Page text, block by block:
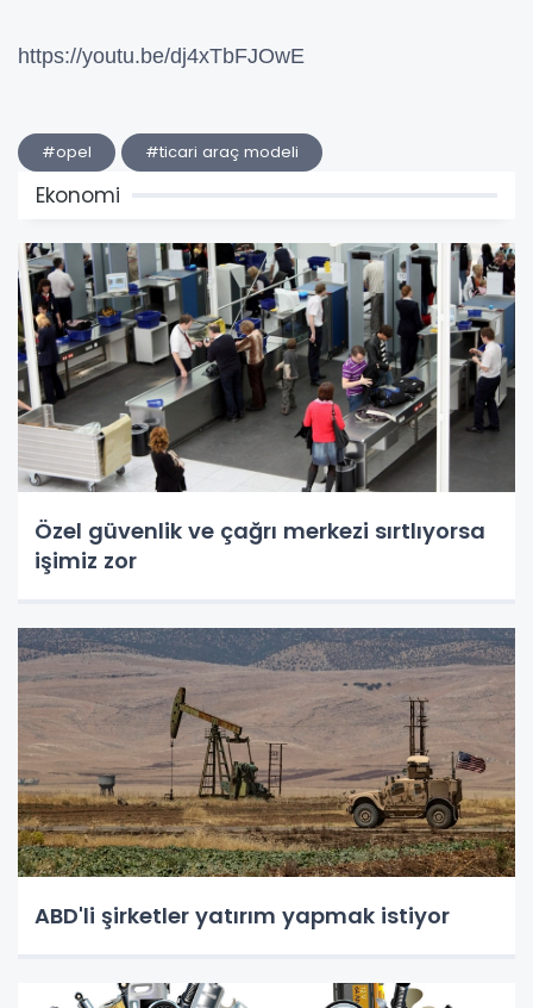
https://youtu.be/dj4xTbFJOwE
#opel #ticari araç modeli
Ekonomi
Özel güvenlik ve çağrı merkezi sırtlıyorsa
işimiz zor
ABD'li şirketler yatırım yapmak istiyor